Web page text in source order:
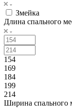
Змейка
Длина спального
154
169
184
199
214
Ширина спального